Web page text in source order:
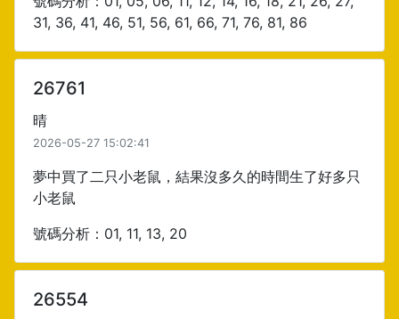
31, 36, 41, 46, 51, 56, 61, 66, 71, 76, 81, 86
26761
晴
2026-05-27 15:02:41
夢中買了二只小老鼠，結果沒多久的時間生了好多只
小老鼠
號碼分析：01, 11, 13, 20
26554